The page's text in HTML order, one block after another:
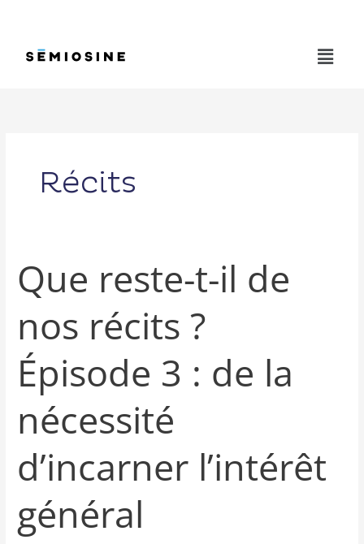
Menu
Récits
Que reste-t-il de
nos récits ?
Épisode 3 : de la
nécessité
d’incarner l’intérêt
général
reste-
de
récits
Épisode
3
:
la
nécessité
d’incarner
l’intérêt
général